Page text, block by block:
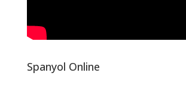
Spanyol Online